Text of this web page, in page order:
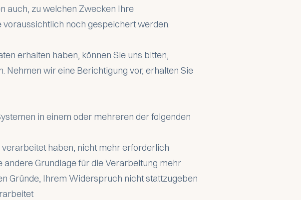
auch, zu welchen Zwecken Ihre
noch gespeichert werden.
erhalten haben, können Sie uns bitten,
Nehmen wir eine Berichtigung vor, erhalten Sie
in einem oder mehreren der folgenden
haben, nicht mehr erforderlich
Grundlage für die Verarbeitung mehr
Gründe, Ihrem Widerspruch nicht stattzugeben